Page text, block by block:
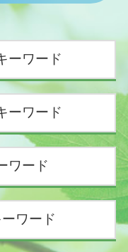
ーワード
ーワード
ワード
ワード